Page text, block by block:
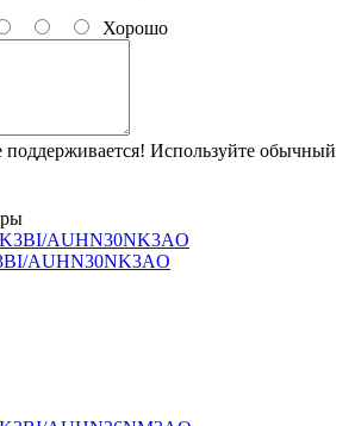
Хорошо
Используйте обычный
AUHN30NK3AO